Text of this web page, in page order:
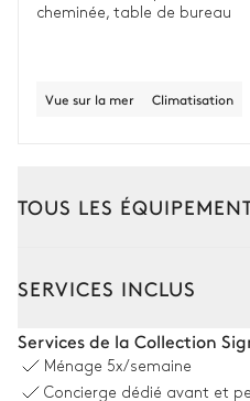
cheminée, table de bureau
Vue sur la mer Climatisation
TOUS LES
Table
SERVICES INCLUS
Services de la Collection
Ménage 5x/semaine
Concierge dédié avant et